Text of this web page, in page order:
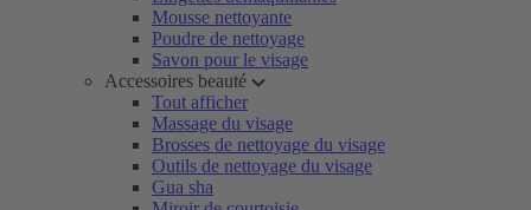
Mousse nettoyante
Poudre de nettoyage
Savon pour le visage
Accessoires beauté
Tout afficher
Massage du visage
Brosses de nettoyage du visage
Outils de nettoyage du visage
Gua sha